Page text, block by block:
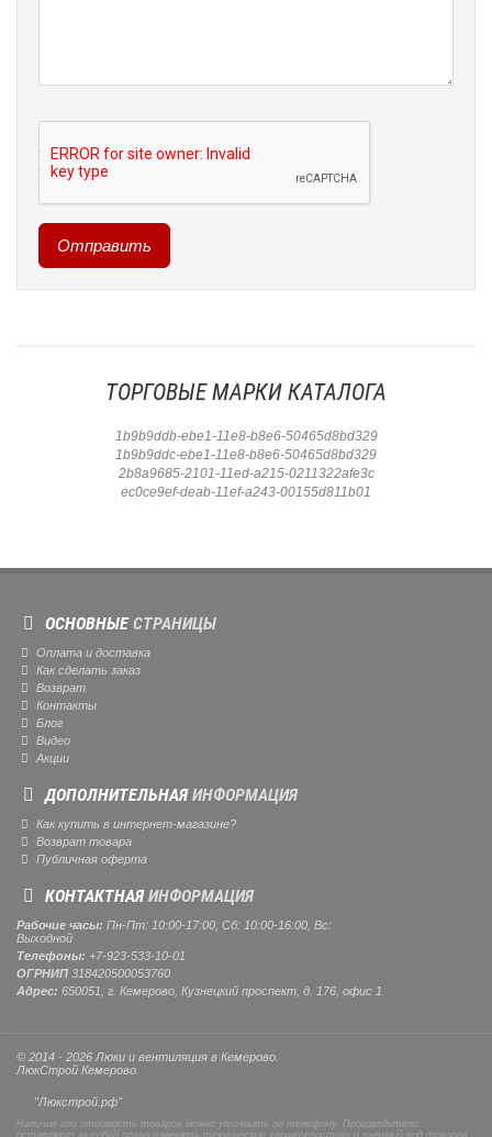
ТОРГОВЫЕ МАРКИ КАТАЛОГА
1b9b9ddb-ebe1-11e8-b8e6-50465d8bd329
1b9b9ddc-ebe1-11e8-b8e6-50465d8bd329
2b8a9685-2101-11ed-a215-0211322afe3c
ec0ce9ef-deab-11ef-a243-00155d811b01
ОСНОВНЫЕСТРАНИЦЫ
Оплата и доставка
Как сделать заказ
Возврат
Контакты
Блог
Видео
Акции
ДОПОЛНИТЕЛЬНАЯИНФОРМАЦИЯ
Как купить в интернет-магазине?
Возврат товара
Публичная оферта
КОНТАКТНАЯИНФОРМАЦИЯ
Рабочие часы: Пн-Пт: 10:00-17:00, Сб: 10:00-16:00, Вс:
Выходной
Телефоны: +7-923-533-10-01
ОГРНИП 318420500053760
Адрес: 650051, г. Кемерово, Кузнецкий проспект, д. 176, офис 1
© 2014 - 2026 Люки и вентиляция в Кемерово.
ЛюкСтрой Кемерово.
"Люкстрой.рф"
Наличие или стоимость товаров можно уточнить по телефону. Производители
оставляют за собой право изменять технические характеристики и внешний вид товаров